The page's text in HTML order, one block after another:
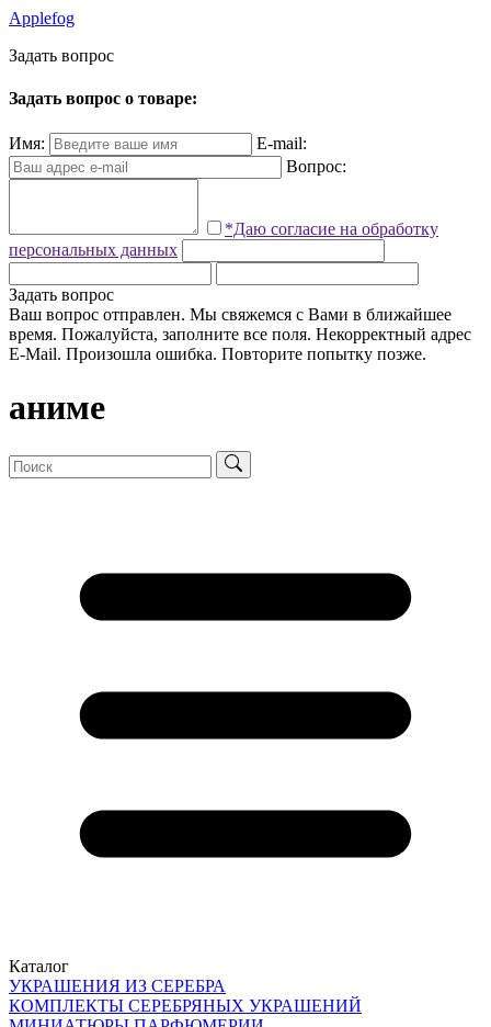
Applefog
Задать вопрос
Задать вопрос о товаре:
Имя:
E-mail:
Вопрос:
*Даю согласие на обработку
персональных данных
Задать вопрос
Ваш вопрос отправлен. Мы свяжемся с Вами в ближайшее
время. Пожалуйста, заполните все поля. Некорректный адрес
E-Mail. Произошла ошибка. Повторите попытку позже.
аниме
Каталог
УКРАШЕНИЯ ИЗ СЕРЕБРА
КОМПЛЕКТЫ СЕРЕБРЯНЫХ УКРАШЕНИЙ